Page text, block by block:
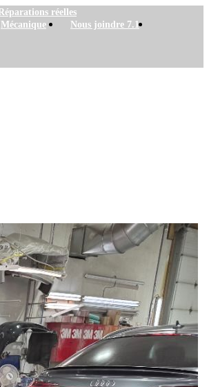
Réparations réelles
Mécanique Nous joindre 7.1